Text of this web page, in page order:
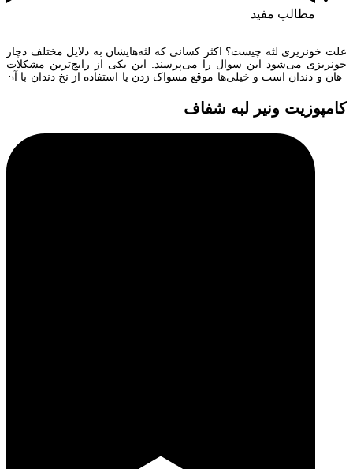
مطالب مفید
علت خونریزی لثه چیست؟ اکثر کسانی که لثه‌هایشان به دلایل مختلف دچار
خونریزی می‌شود این سوال را می‌پرسند. این یکی از رایج‌ترین مشکلات
دهان و دندان است و خیلی‌ها موقع مسواک زدن یا استفاده از نخ دندان با آن
دندان طبیعی است ولی […]
کامپوزیت ونیر لبه شفاف